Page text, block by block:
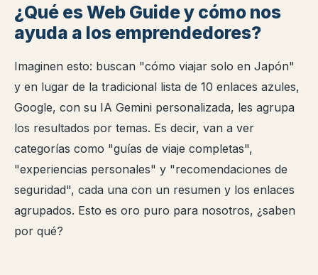
¿Qué es Web Guide y cómo nos
ayuda a los emprendedores?
Imaginen esto: buscan "cómo viajar solo en Japón"
y en lugar de la tradicional lista de 10 enlaces azules,
Google, con su IA Gemini personalizada, les agrupa
los resultados por temas. Es decir, van a ver
categorías como "guías de viaje completas",
"experiencias personales" y "recomendaciones de
seguridad", cada una con un resumen y los enlaces
agrupados. Esto es oro puro para nosotros, ¿saben
por qué?